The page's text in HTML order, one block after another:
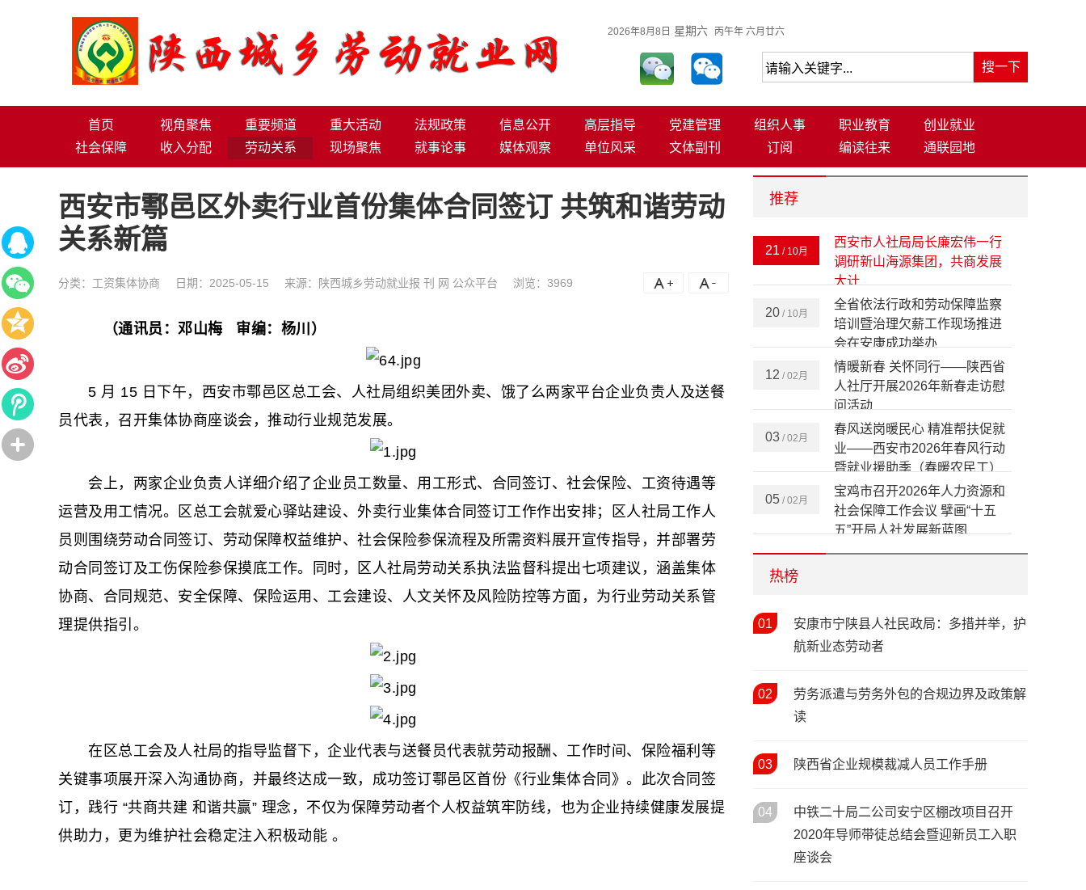
2026年8月8日 星期六 丙午年 六月廿六
首页 视角聚焦 重要频道 重大活动 法规政策 信息公开 高层指导 党建管理 组织人事 职业教育
创业就业
社会保障
收入分配 劳动关系 现场聚焦 就事论事 媒体观察 单位风采 文体副刊 订阅 编读往来 通联园地
西安市鄠邑区外卖行业首份集体合同签订 共筑和谐劳动
关系新篇
分类： 工资集体协商 日期：2025-05-15 来源：陕西城乡劳动就业报 刊 网 公众平台 浏览： 3969
（通讯员：邓山梅 审编：杨川）
5 月 15 日下午，西安市鄠邑区总工会、人社局组织美团外卖、饿了么两家平台企业负责人及送餐
员代表，召开集体协商座谈会，推动行业规范发展。
会上，两家企业负责人详细介绍了企业员工数量、用工形式、合同签订、社会保险、工资待遇等
运营及用工情况。区总工会就爱心驿站建设、外卖行业集体合同签订工作作出安排；区人社局工作人
员则围绕劳动合同签订、劳动保障权益维护、社会保险参保流程及所需资料展开宣传指导，并部署劳
动合同签订及工伤保险参保摸底工作。同时，区人社局劳动关系执法监督科提出七项建议，涵盖集体
协商、合同规范、安全保障、保险运用、工会建设、人文关怀及风险防控等方面，为行业劳动关系管
理提供指引。
在区总工会及人社局的指导监督下，企业代表与送餐员代表就劳动报酬、工作时间、保险福利等
关键事项展开深入沟通协商，并最终达成一致，成功签订鄠邑区首份《行业集体合同》。此次合同签
订，践行 “共商共建 和谐共赢” 理念，不仅为保障劳动者个人权益筑牢防线，也为企业持续健康发展提
供助力，更为维护社会稳定注入积极动能 。
推荐
21/ 10月
西安市人社局局长廉宏伟一行
调研新山海源集团，共商发展
大计
20/ 10月
全省依法行政和劳动保障监察
培训暨治理欠薪工作现场推进
会在安康成功举办
12 / 02月
情暖新春 关怀同行——陕西省
人社厅开展2026年新春走访慰
问活动
03/ 02月
春风送岗暖民心 精准帮扶促就
业——西安市2026年春风行动
暨就业援助季（春暖农民工）
活动启动
05/ 02月
宝鸡市召开2026年人力资源和
社会保障工作会议 擘画“十五
五”开局人社发展新蓝图
春风送岗暖秦巴 协作赋能促就
20
/ 01月
陕西省人社工作会议在西安召
27 / 11月
鸡市养老保险经办处文艺汇演
国——陕西特色劳务品牌闪耀
11 / 11月
川陕家人：把陕南山水鲜气，
端进西安的烟火堂屋 （一）
热榜
01
安康市宁陕县人社民政局：多措并举，护
航新业态劳动者
02
劳务派遣与劳务外包的合规边界及政策解
读
03 陕西省企业规模裁减人员工作手册
04
中铁二十局二公司安宁区棚改项目召开
2020年导师带徒总结会暨迎新员工入职
座谈会